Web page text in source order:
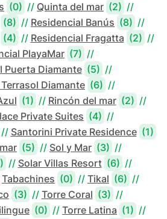
(0) // Quinta del mar (2) //
(8) // Residencial Banús (8) //
(4) // Residencial Fragatta (2) //
PlayaMar (7) //
Puerta Diamante (5) //
Diamante (6) //
(1) // Rincón del mar (2) //
Private Suites (4) //
// Santorini Private Residence (1)
(5) // Sol y Mar (3) //
// Solar Villas Resort (6) //
Tabachines (0) // Tikal (6) //
(3) // Torre Coral (3) //
(0) // Torre Latina (1) //